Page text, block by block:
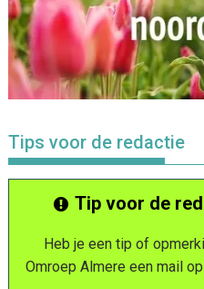
Tips voor de redactie
Tip voor de
Heb je een tip of
Omroep Almere een mail op